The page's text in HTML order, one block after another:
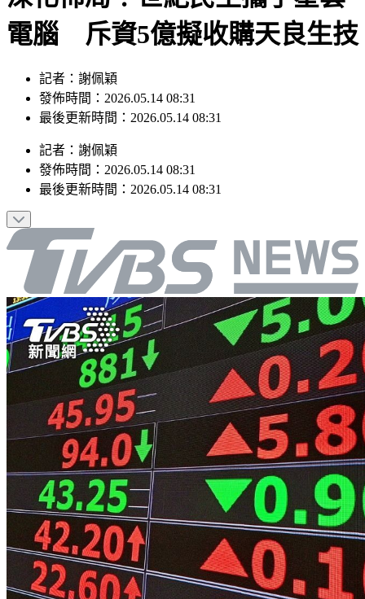
深化佈局！世紀民生攜手星雲
電腦 斥資5億擬收購天良生技
記者：謝佩穎
發佈時間：2026.05.14 08:31
記者：謝佩穎
發佈時間：2026.05.14 08:31